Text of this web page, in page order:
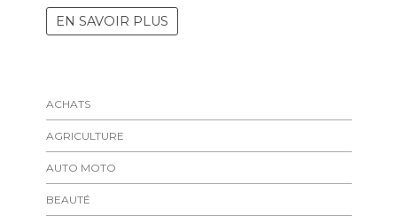
EN SAVOIR PLUS
ACHATS
AGRICULTURE
AUTO MOTO
BEAUTÉ